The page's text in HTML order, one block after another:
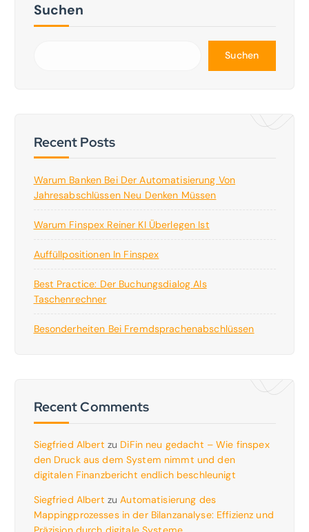
Suchen
Suchen
Recent Posts
Warum Banken Bei Der Automatisierung Von
Jahresabschlüssen Neu Denken Müssen
Warum Finspex Reiner KI Überlegen Ist
Auffüllpositionen In Finspex
Best Practice: Der Buchungsdialog Als
Taschenrechner
Besonderheiten Bei Fremdsprachenabschlüssen
Recent Comments
Siegfried Albert zu DiFin neu gedacht – Wie finspex
den Druck aus dem System nimmt und den
digitalen Finanzbericht endlich beschleunigt
Siegfried Albert zuAutomatisierung des
Mappingprozesses in der Bilanzanalyse: Effizienz und